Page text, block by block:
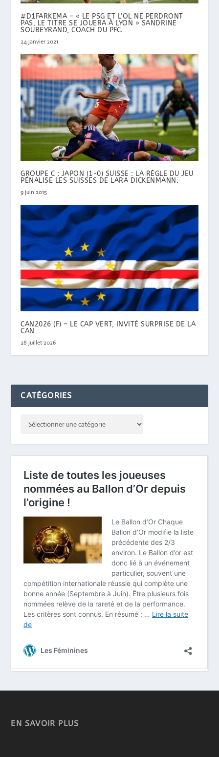
#D1FARKEMA – « LE PSG ET L’OL NE PERDRONT
PAS, LE TITRE SE JOUERA À LYON » SANDRINE
SOUBEYRAND, COACH DU PFC.
24 janvier 2021
GROUPE C : JAPON (1-0) SUISSE : LA RÈGLE DU JEU
PÉNALISE LES SUISSES DE LARA DICKENMANN.
9 juin 2015
CAN2026 (F) – LE CAP VERT, INVITÉ SURPRISE DE LA
CAN
28 juillet 2026
CATÉGORIES
EN SAVOIR PLUS